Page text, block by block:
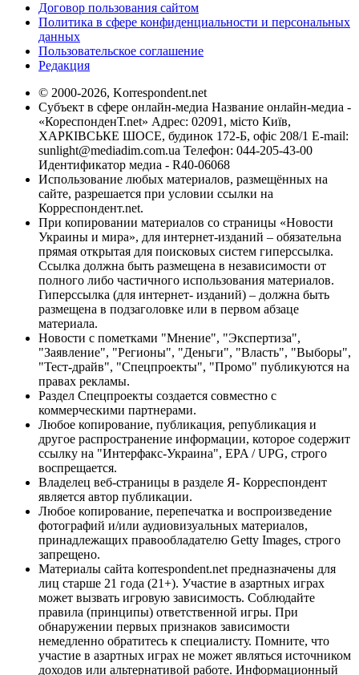
Договор пользования сайтом
Политика в сфере конфиденциальности и персональных
данных
Пользовательское соглашение
Редакция
© 2000-2026, Korrespondent.net
Субъект в сфере онлайн-медиа Название онлайн-медиа -
«КореспонденТ.net» Адрес: 02091, місто Київ,
ХАРКІВСЬКЕ ШОСЕ, будинок 172-Б, офіс 208/1 E-mail:
sunlight@mediadim.com.ua Телефон: 044-205-43-00
Идентификатор медиа - R40-06068
Использование любых материалов, размещённых на
сайте, разрешается при условии ссылки на
Корреспондент.net.
При копировании материалов со страницы «Новости
Украины и мира», для интернет-изданий – обязательна
прямая открытая для поисковых систем гиперссылка.
Ссылка должна быть размещена в независимости от
полного либо частичного использования материалов.
Гиперссылка (для интернет- изданий) – должна быть
размещена в подзаголовке или в первом абзаце
материала.
Новости с пометками "Мнение", "Экспертиза",
"Заявление", "Регионы", "Деньги", "Власть", "Выборы",
"Тест-драйв", "Спецпроекты", "Промо" публикуются на
правах рекламы.
Раздел Спецпроекты создается совместно с
коммерческими партнерами.
Любое копирование, публикация, републикация и
другое распространение информации, которое содержит
ссылку на "Интерфакс-Украина", EPA / UPG, строго
воспрещается.
Владелец веб-страницы в разделе Я- Корреспондент
является автор публикации.
Любое копирование, перепечатка и воспроизведение
фотографий и/или аудиовизуальных материалов,
принадлежащих правообладателю Getty Images, строго
запрещено.
Материалы сайта korrespondent.net предназначены для
лиц старше 21 года (21+). Участие в азартных играх
может вызвать игровую зависимость. Соблюдайте
правила (принципы) ответственной игры. При
обнаружении первых признаков зависимости
немедленно обратитесь к специалисту. Помните, что
участие в азартных играх не может являться источником
доходов или альтернативой работе. Информационный